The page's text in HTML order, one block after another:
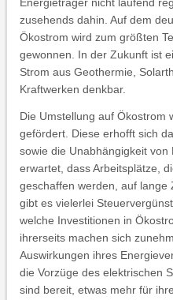
zusehends dahin. Auf dem
Ökostrom wird zum größten
gewonnen. In der Zukunft ist
Strom aus Geothermie,
Kraftwerken denkbar.
Die Umstellung auf Ökostrom
gefördert. Diese erhofft sich
sowie die Unabhängigkeit von
erwartet, dass Arbeitsplätze,
geschaffen werden, auf lange
gibt es vielerlei
welche Investitionen in
ihrerseits machen sich
Auswirkungen ihres
die Vorzüge des elektrischen
sind bereit, etwas mehr für